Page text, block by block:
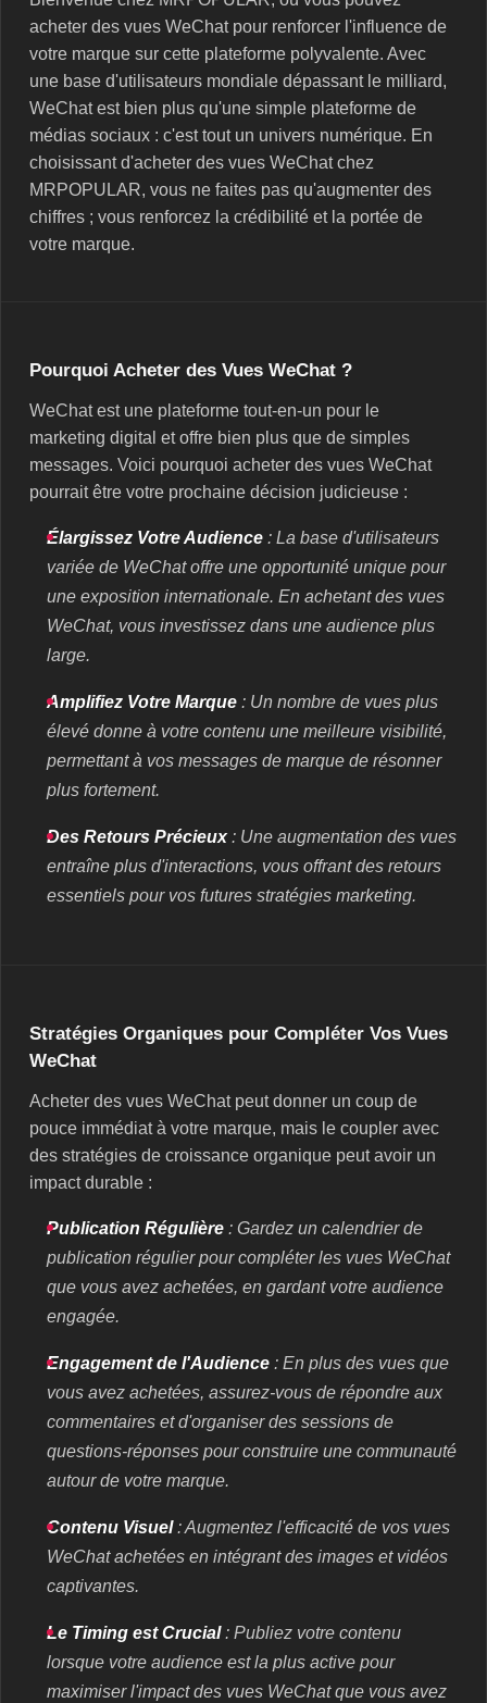
acheter des vues WeChat pour renforcer l'influence de
votre marque sur cette plateforme polyvalente. Avec
une base d'utilisateurs mondiale dépassant le milliard,
WeChat est bien plus qu'une simple plateforme de
médias sociaux : c'est tout un univers numérique. En
choisissant d'acheter des vues WeChat chez
MRPOPULAR, vous ne faites pas qu'augmenter des
chiffres ; vous renforcez la crédibilité et la portée de
votre marque.
Pourquoi Acheter des Vues WeChat ?
WeChat est une plateforme tout-en-un pour le
marketing digital et offre bien plus que de simples
messages. Voici pourquoi acheter des vues WeChat
pourrait être votre prochaine décision judicieuse :
Élargissez Votre Audience : La base d'utilisateurs
variée de WeChat offre une opportunité unique pour
une exposition internationale. En achetant des vues
WeChat, vous investissez dans une audience plus
large.
Amplifiez Votre Marque : Un nombre de vues plus
élevé donne à votre contenu une meilleure visibilité,
permettant à vos messages de marque de résonner
plus fortement.
Des Retours Précieux: Une augmentation des vues
entraîne plus d'interactions, vous offrant des retours
essentiels pour vos futures stratégies marketing.
Stratégies Organiques pour Compléter Vos Vues
WeChat
Acheter des vues WeChat peut donner un coup de
pouce immédiat à votre marque, mais le coupler avec
des stratégies de croissance organique peut avoir un
impact durable :
Publication Régulière : Gardez un calendrier de
publication régulier pour compléter les vues WeChat
que vous avez achetées, en gardant votre audience
engagée.
Engagement de l'Audience : En plus des vues que
vous avez achetées, assurez-vous de répondre aux
commentaires et d'organiser des sessions de
questions-réponses pour construire une communauté
autour de votre marque.
Contenu Visuel: Augmentez l'efficacité de vos vues
WeChat achetées en intégrant des images et vidéos
captivantes.
Le Timing est Crucial: Publiez votre contenu
lorsque votre audience est la plus active pour
maximiser l'impact des vues WeChat que vous avez